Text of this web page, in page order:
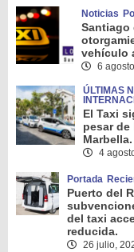
Noticias
Santiago
vehículo
6
ÚLTIMAS
El Taxi
pesar de
Marbella.
4
Portada
Puerto del
del taxi
reducida.
26 julio,